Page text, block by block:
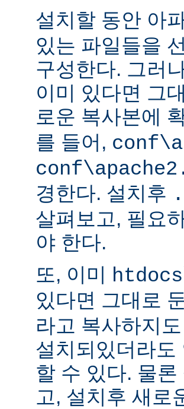
설치할 동안 아
있는 파일들을
구성한다. 그러
이미 있다면 그
로운 복사본에
를 들어,
경한다. 설치후
살펴보고, 필요
야 한다.
또, 이미
있다면 그대로
라고 복사하지
설치되있더라도
할 수 있다. 물
고, 설치후 새로